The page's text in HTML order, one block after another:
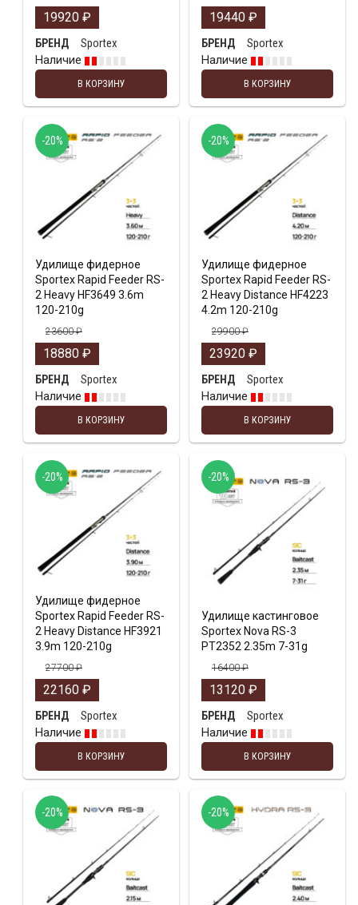
19920 ₽
БРЕНД
Sportex
Наличие
В КОРЗИНУ
19440 ₽
БРЕНД
Sportex
Наличие
В КОРЗИНУ
Удилище фидерное
Sportex Rapid Feeder RS-
2 Heavy HF3649 3.6m
120-210g
23600₽
18880 ₽
БРЕНД
Sportex
Наличие
В КОРЗИНУ
-20%
Удилище фидерное
Sportex Rapid Feeder RS-
2 Heavy Distance HF4223
4.2m 120-210g
29900₽
23920 ₽
БРЕНД
Sportex
Наличие
В КОРЗИНУ
-20%
Удилище фидерное
Sportex Rapid Feeder RS-
2 Heavy Distance HF3921
3.9m 120-210g
27700₽
22160 ₽
БРЕНД
Sportex
Наличие
В КОРЗИНУ
-20%
Удилище кастинговое
Sportex Nova RS-3
PT2352 2.35m 7-31g
16400₽
13120 ₽
БРЕНД
Sportex
Наличие
В КОРЗИНУ
-20%
-20% -20%